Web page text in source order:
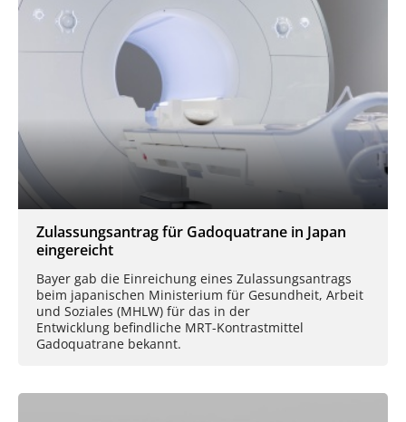
Zulassungsantrag für Gadoquatrane in Japan
eingereicht
Bayer gab die Einreichung eines Zulassungsantrags
beim japanischen Ministerium für Gesundheit, Arbeit
und Soziales (MHLW) für das in der
Entwicklung befindliche MRT-Kontrastmittel
Gadoquatrane bekannt.